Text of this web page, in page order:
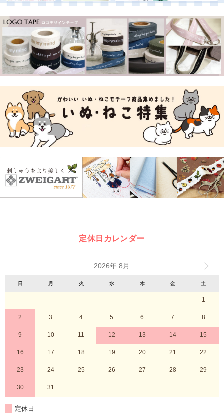
定休日カレンダー
2026年 8月
日 月 火 水 木 金 土
1
2 3 4 5 6 7 8
9 10 11 12 13 14 15
16 17 18 19 20 21 22
23 24 25 26 27 28 29
30 31
定休日